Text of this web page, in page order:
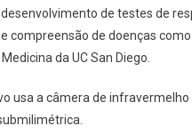
de testes de
compreensão de doenças
da UC San Diego.
usa a câmera de